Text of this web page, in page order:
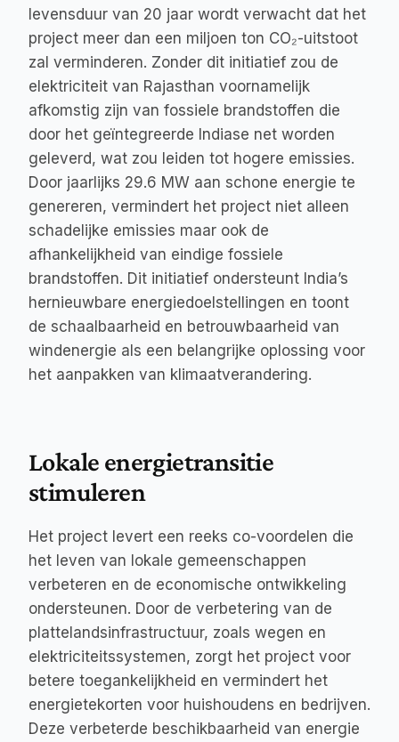
levensduur van 20 jaar wordt verwacht dat het
project meer dan een miljoen ton CO₂-uitstoot
zal verminderen. Zonder dit initiatief zou de
elektriciteit van Rajasthan voornamelijk
afkomstig zijn van fossiele brandstoffen die
door het geïntegreerde Indiase net worden
geleverd, wat zou leiden tot hogere emissies.
Door jaarlijks 29.6 MW aan schone energie te
genereren, vermindert het project niet alleen
schadelijke emissies maar ook de
afhankelijkheid van eindige fossiele
brandstoffen. Dit initiatief ondersteunt India’s
hernieuwbare energiedoelstellingen en toont
de schaalbaarheid en betrouwbaarheid van
windenergie als een belangrijke oplossing voor
het aanpakken van klimaatverandering.
Lokale energietransitie
stimuleren
Het project levert een reeks co-voordelen die
het leven van lokale gemeenschappen
verbeteren en de economische ontwikkeling
ondersteunen. Door de verbetering van de
plattelandsinfrastructuur, zoals wegen en
elektriciteitssystemen, zorgt het project voor
betere toegankelijkheid en vermindert het
energietekorten voor huishoudens en bedrijven.
Deze verbeterde beschikbaarheid van energie